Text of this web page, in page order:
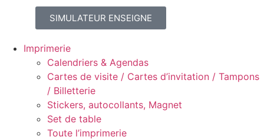
SIMULATEUR ENSEIGNE
Imprimerie
Calendriers & Agendas
Cartes de visite / Cartes d’invitation / Tampons
/ Billetterie
Stickers, autocollants, Magnet
Set de table
Toute l’imprimerie